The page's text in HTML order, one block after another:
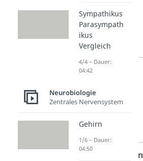
Parietallappen
Temporallappen
Sympathikus
Parasympath
ikus
Vergleich
4/4 – Dauer:
04:42
Neurobiologie
Zentrales Nervensystem
Gehirn
1/6 – Dauer:
04:50